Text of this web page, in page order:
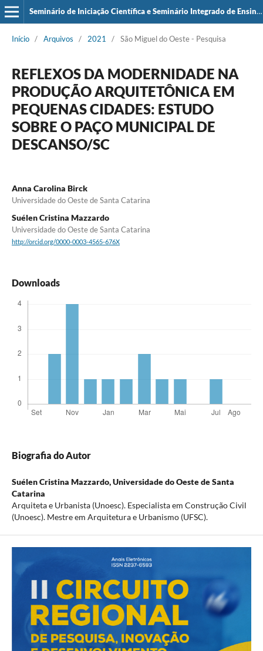
Seminário de Iniciação Científica e Seminário Integrado de Ensino, Pesquisa e Extensão (SIEPE)
Início / Arquivos / 2021 / São Miguel do Oeste - Pesquisa
REFLEXOS DA MODERNIDADE NA
PRODUÇÃO ARQUITETÔNICA EM
PEQUENAS CIDADES: ESTUDO
SOBRE O PAÇO MUNICIPAL DE
DESCANSO/SC
Anna Carolina Birck
Universidade do Oeste de Santa Catarina
Suélen Cristina Mazzardo
Universidade do Oeste de Santa Catarina
http://orcid.org/0000-0003-4565-676X
Downloads
Biografia do Autor
Suélen Cristina Mazzardo,Universidade do Oeste de Santa
Catarina
Arquiteta e Urbanista (Unoesc). Especialista em Construção Civil
(Unoesc). Mestre em Arquitetura e Urbanismo (UFSC).